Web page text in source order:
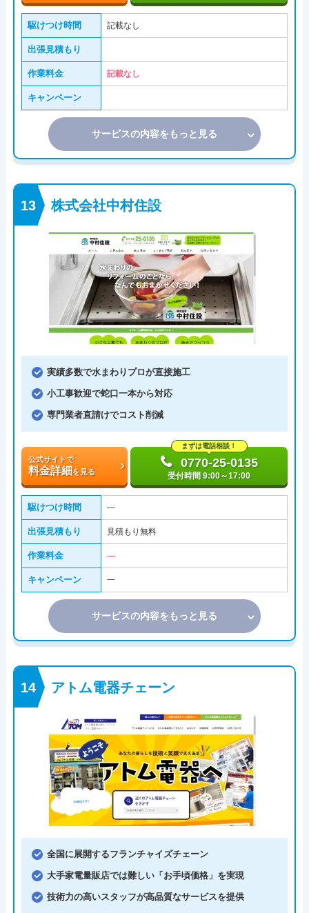
駆けつけ時間 記載なし
出張見積もり
作業料金 記載なし
キャンペーン
サービスの内容をもっと見る
株式会社中村住設
実績多数で水まわりプロが直接施工
小工事歓迎で蛇口一本から対応
専門業者直請けでコスト削減
公式サイトで
料金詳細を見る
まずは電話相談！
0770-25-0135
受付時間 9:00～17:00
駆けつけ時間 ―
出張見積もり 見積もり無料
作業料金 ―
キャンペーン 一
サービスの内容をもっと見る
アトム電器チェーン
全国に展開するフランチャイズチェーン
大手家電量販店では難しい「お手頃価格」を実現
技術力の高いスタッフが高品質なサービスを提供